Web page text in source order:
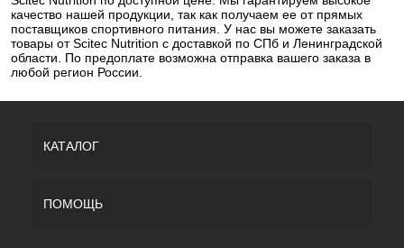
качество нашей продукции, так как получаем ее от прямых
поставщиков спортивного питания. У нас вы можете заказать
товары от Scitec Nutrition с доставкой по СПб и Ленинградской
области. По предоплате возможна отправка вашего заказа в
любой регион России.
КАТАЛОГ
ПОМОЩЬ